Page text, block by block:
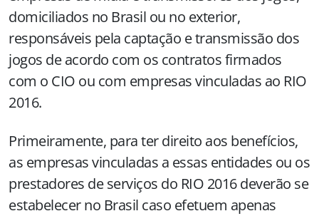
domiciliados no Brasil ou no exterior,
responsáveis pela captação e transmissão dos
jogos de acordo com os contratos firmados
com o CIO ou com empresas vinculadas ao RIO
2016.
Primeiramente, para ter direito aos benefícios,
as empresas vinculadas a essas entidades ou os
prestadores de serviços do RIO 2016 deverão se
estabelecer no Brasil caso efetuem apenas